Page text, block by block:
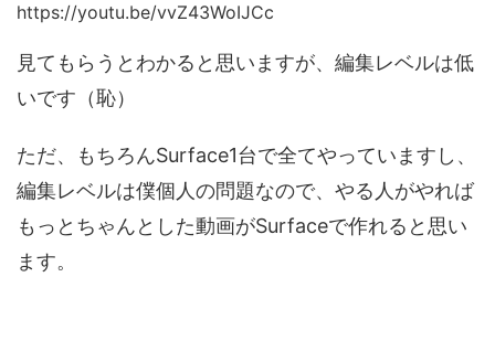
https://youtu.be/vvZ43WoIJCc
見てもらうとわかると思いますが、編集レベルは低
いです（恥）
ただ、もちろんSurface1台で全てやっていますし、
編集レベルは僕個人の問題なので、やる人がやれば
もっとちゃんとした動画がSurfaceで作れると思い
ます。